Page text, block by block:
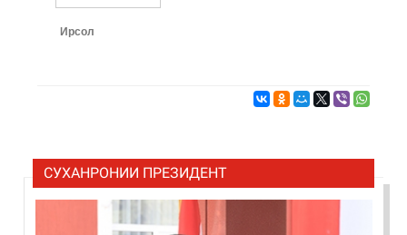
Ирсол
СУХАНРОНИИ ПРЕЗИДЕНТ